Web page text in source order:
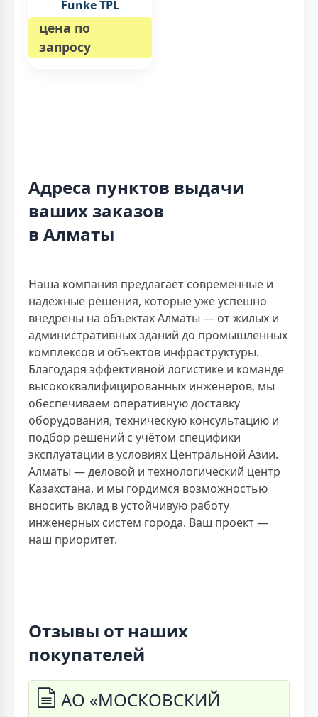
Funke TPL
цена по
запросу
Адреса пунктов выдачи
ваших заказов
в Алматы
Наша компания предлагает современные и
надёжные решения, которые уже успешно
внедрены на объектах Алматы — от жилых и
административных зданий до промышленных
комплексов и объектов инфраструктуры.
Благодаря эффективной логистике и команде
высококвалифицированных инженеров, мы
обеспечиваем оперативную доставку
оборудования, техническую консультацию и
подбор решений с учётом специфики
эксплуатации в условиях Центральной Азии.
Алматы — деловой и технологический центр
Казахстана, и мы гордимся возможностью
вносить вклад в устойчивую работу
инженерных систем города. Ваш проект —
наш приоритет.
Отзывы от наших
покупателей
АО «МОСКОВСКИЙ